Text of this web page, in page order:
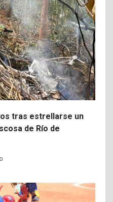
tras estrellarse un
de Río de